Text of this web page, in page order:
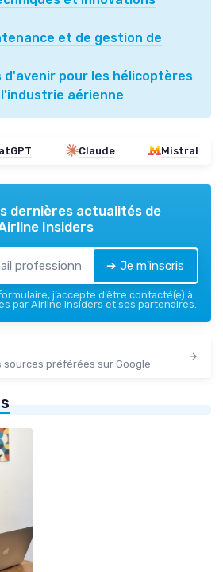
et de gestion de
d'avenir pour les hélicoptères
aérienne
Claude Mistral
dernières actualités de
Insiders
➔ Je m'inscris
j’accepte d’être contacté(e) à
par Airline Insiders et ses partenaires.
préférées sur Google